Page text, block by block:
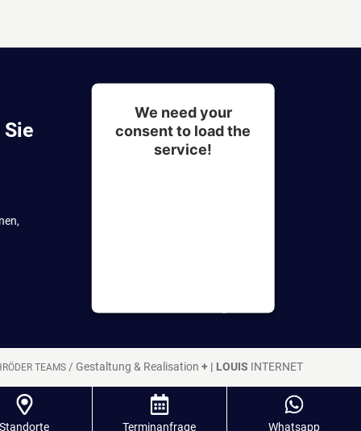
We need your
consent to load the
service!
TEAMS / Gestaltung & Realisation + | LOUIS INTERNET
Standorte Terminanfrage Whatsapp